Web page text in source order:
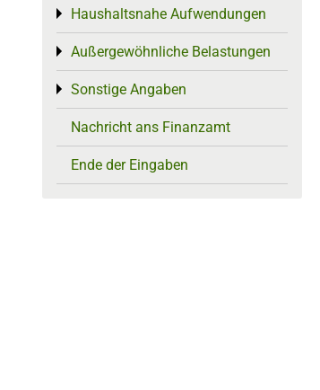
Haushaltsnahe Aufwendungen
Toggle menu
Außergewöhnliche Belastungen
Toggle menu
Sonstige Angaben
Toggle menu
Nachricht ans Finanzamt
Ende der Eingaben